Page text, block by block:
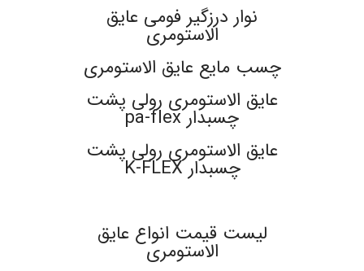
نوار درزگیر فومی عایق
الاستومری
چسب مایع عایق الاستومری
عایق الاستومری رولی پشت
چسبدار pa-flex
عایق الاستومری رولی پشت
چسبدار K-FLEX
لیست قیمت انواع عایق
الاستومری